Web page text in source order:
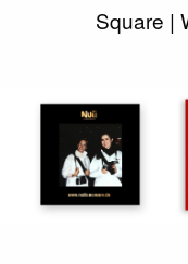
Square |